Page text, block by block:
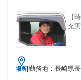
【
充
場所[勤務地：長崎県